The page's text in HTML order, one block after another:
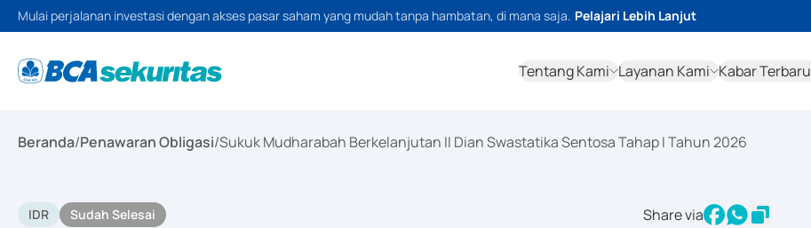
Mulai perjalanan investasi dengan akses pasar saham yang mudah tanpa hambatan, di mana saja. Pelajari Lebih Lanjut
Tentang Kami Layanan Kami Kabar Terbaru
Beranda/Penawaran Obligasi/Sukuk Mudharabah Berkelanjutan II Dian Swastatika Sentosa Tahap I Tahun 2026
IDR Sudah Selesai Share via